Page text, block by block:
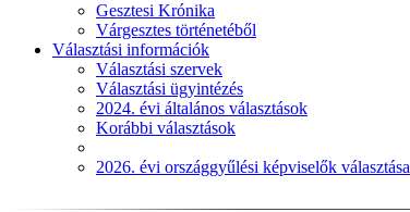
Gesztesi Krónika
Várgesztes történetéből
Választási információk
Választási szervek
Választási ügyintézés
2024. évi általános választások
Korábbi választások
2026. évi országgyűlési képviselők választása